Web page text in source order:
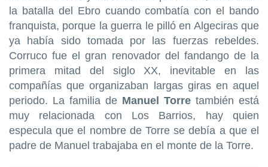
la batalla del Ebro cuando combatía con el bando
franquista, porque la guerra le pilló en Algeciras que
ya había sido tomada por las fuerzas rebeldes.
Corruco fue el gran renovador del fandango de la
primera mitad del siglo XX, inevitable en las
compañías que organizaban largas giras en aquel
periodo. La familia de Manuel Torre también está
muy relacionada con Los Barrios, hay quien
especula que el nombre de Torre se debía a que el
padre de Manuel trabajaba en el monte de la Torre.